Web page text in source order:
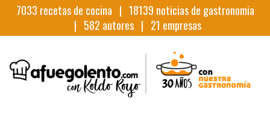
7033 recetas de cocina | 18139 noticias de gastronomia
| 582 autores | 21 empresas